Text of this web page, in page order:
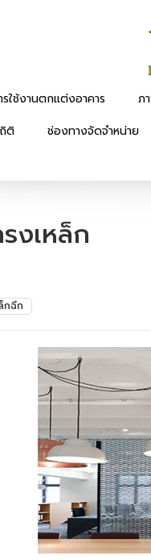
ใช้งานตกแต่งอาคาร ภ
ติ ช่องทางจัดจำหน่าย
งเหล็ก
กฉีก